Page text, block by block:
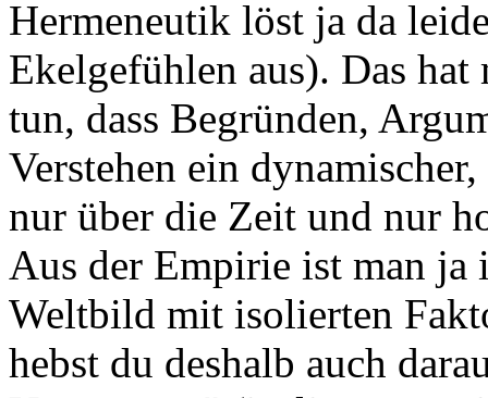
Hermeneutik löst ja da
Ekelgefühlen aus). Das
tun, dass Begründen,
Verstehen ein
nur über die Zeit und nur
Aus der Empirie ist man ja
Weltbild mit isolierten
hebst du deshalb auch